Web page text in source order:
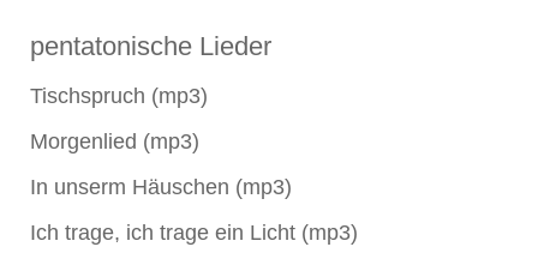
pentatonische Lieder
Tischspruch (mp3)
Morgenlied (mp3)
In unserm Häuschen (mp3)
Ich trage, ich trage ein Licht (mp3)